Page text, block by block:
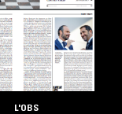
L'OBS